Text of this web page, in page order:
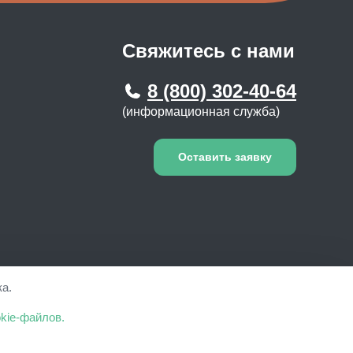
Свяжитесь с нами
8 (800) 302-40-64
(информационная служба)
Оставить заявку
файлов.